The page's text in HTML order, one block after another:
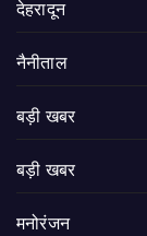
देहरादून
नैनीताल
बड़ी खबर
बड़ी खबर
मनोरंजन